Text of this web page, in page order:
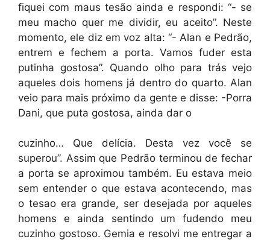
fiquei com maus tesão ainda e respondi: “- se
meu macho quer me dividir, eu aceito”. Neste
momento, ele diz em voz alta: “- Alan e Pedrão,
entrem e fechem a porta. Vamos fuder esta
putinha gostosa”. Quando olho para trás vejo
aqueles dois homens já dentro do quarto. Alan
veio para mais próximo da gente e disse: -Porra
Dani, que puta gostosa, ainda dar o
cuzinho… Que delícia. Desta vez você se
superou”. Assim que Pedrão terminou de fechar
a porta se aproximou também. Eu estava meio
sem entender o que estava acontecendo, mas
o tesao era grande, ser desejada por aqueles
homens e ainda sentindo um fudendo meu
cuzinho gostoso. Gemia e resolvi me entregar a